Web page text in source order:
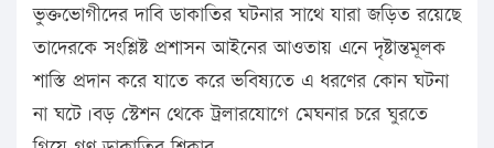
ভুক্তভোগীদের দাবি ডাকাতির ঘটনার সাথে যারা জড়িত রয়েছে
তাদেরকে সংশ্লিষ্ট প্রশাসন আইনের আওতায় এনে দৃষ্টান্তমূলক
শাস্তি প্রদান করে যাতে করে ভবিষ্যতে এ ধরণের কোন ঘটনা
না ঘটে।বড় স্টেশন থেকে ট্রলারযোগে মেঘনার চরে ঘুরতে